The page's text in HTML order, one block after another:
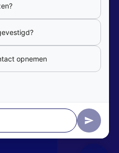
opnemen